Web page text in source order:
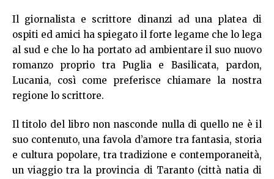
Il giornalista e scrittore dinanzi ad una platea di
ospiti ed amici ha spiegato il forte legame che lo lega
al sud e che lo ha portato ad ambientare il suo nuovo
romanzo proprio tra Puglia e Basilicata, pardon,
Lucania, così come preferisce chiamare la nostra
regione lo scrittore.
Il titolo del libro non nasconde nulla di quello ne è il
suo contenuto, una favola d’amore tra fantasia, storia
e cultura popolare, tra tradizione e contemporaneità,
un viaggio tra la provincia di Taranto (città natia di